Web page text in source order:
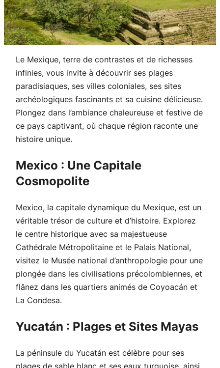
Le Mexique, terre de contrastes et de richesses
infinies, vous invite à découvrir ses plages
paradisiaques, ses villes coloniales, ses sites
archéologiques fascinants et sa cuisine délicieuse.
Plongez dans l’ambiance chaleureuse et festive de
ce pays captivant, où chaque région raconte une
histoire unique.
Mexico : Une Capitale
Cosmopolite
Mexico, la capitale dynamique du Mexique, est un
véritable trésor de culture et d’histoire. Explorez
le centre historique avec sa majestueuse
Cathédrale Métropolitaine et le Palais National,
visitez le Musée national d’anthropologie pour une
plongée dans les civilisations précolombiennes, et
flânez dans les quartiers animés de Coyoacán et
La Condesa.
Yucatán : Plages et Sites Mayas
La péninsule du Yucatán est célèbre pour ses
plages de sable blanc et ses eaux turquoise, ainsi